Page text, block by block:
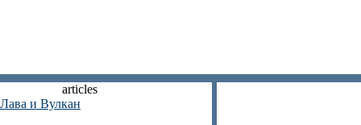
articles
Лава и Вулкан